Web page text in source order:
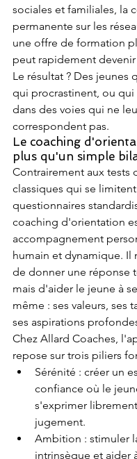
sociales et familiales, la
permanente sur les
une offre de formation
peut rapidement devenir
Le résultat ? Des jeunes
qui procrastinent, ou
dans des voies qui ne
correspondent pas.
Le coaching
plus qu'un simple
Contrairement aux tests
classiques qui se
questionnaires
coaching d'orientation
accompagnement
humain et dynamique. Il
de donner une réponse
mais d'aider le jeune à
même : ses valeurs, ses
ses aspirations
Chez Allard Coaches,
repose sur trois piliers
Sérénité : créer un
confiance où le
s'exprimer
jugement.
Ambition : stimuler
intrinsèque et aider